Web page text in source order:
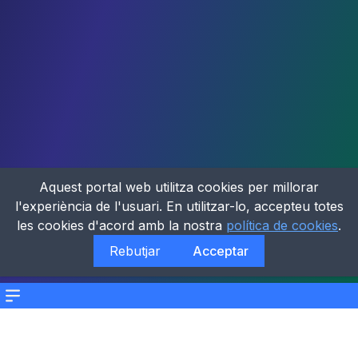
Menu
Aquest portal web utilitza cookies per millorar
l'experiència de l'usuari. En utilitzar-lo, accepteu totes
les cookies d'acord amb la nostra política de cookies.
Rebutjar
Acceptar